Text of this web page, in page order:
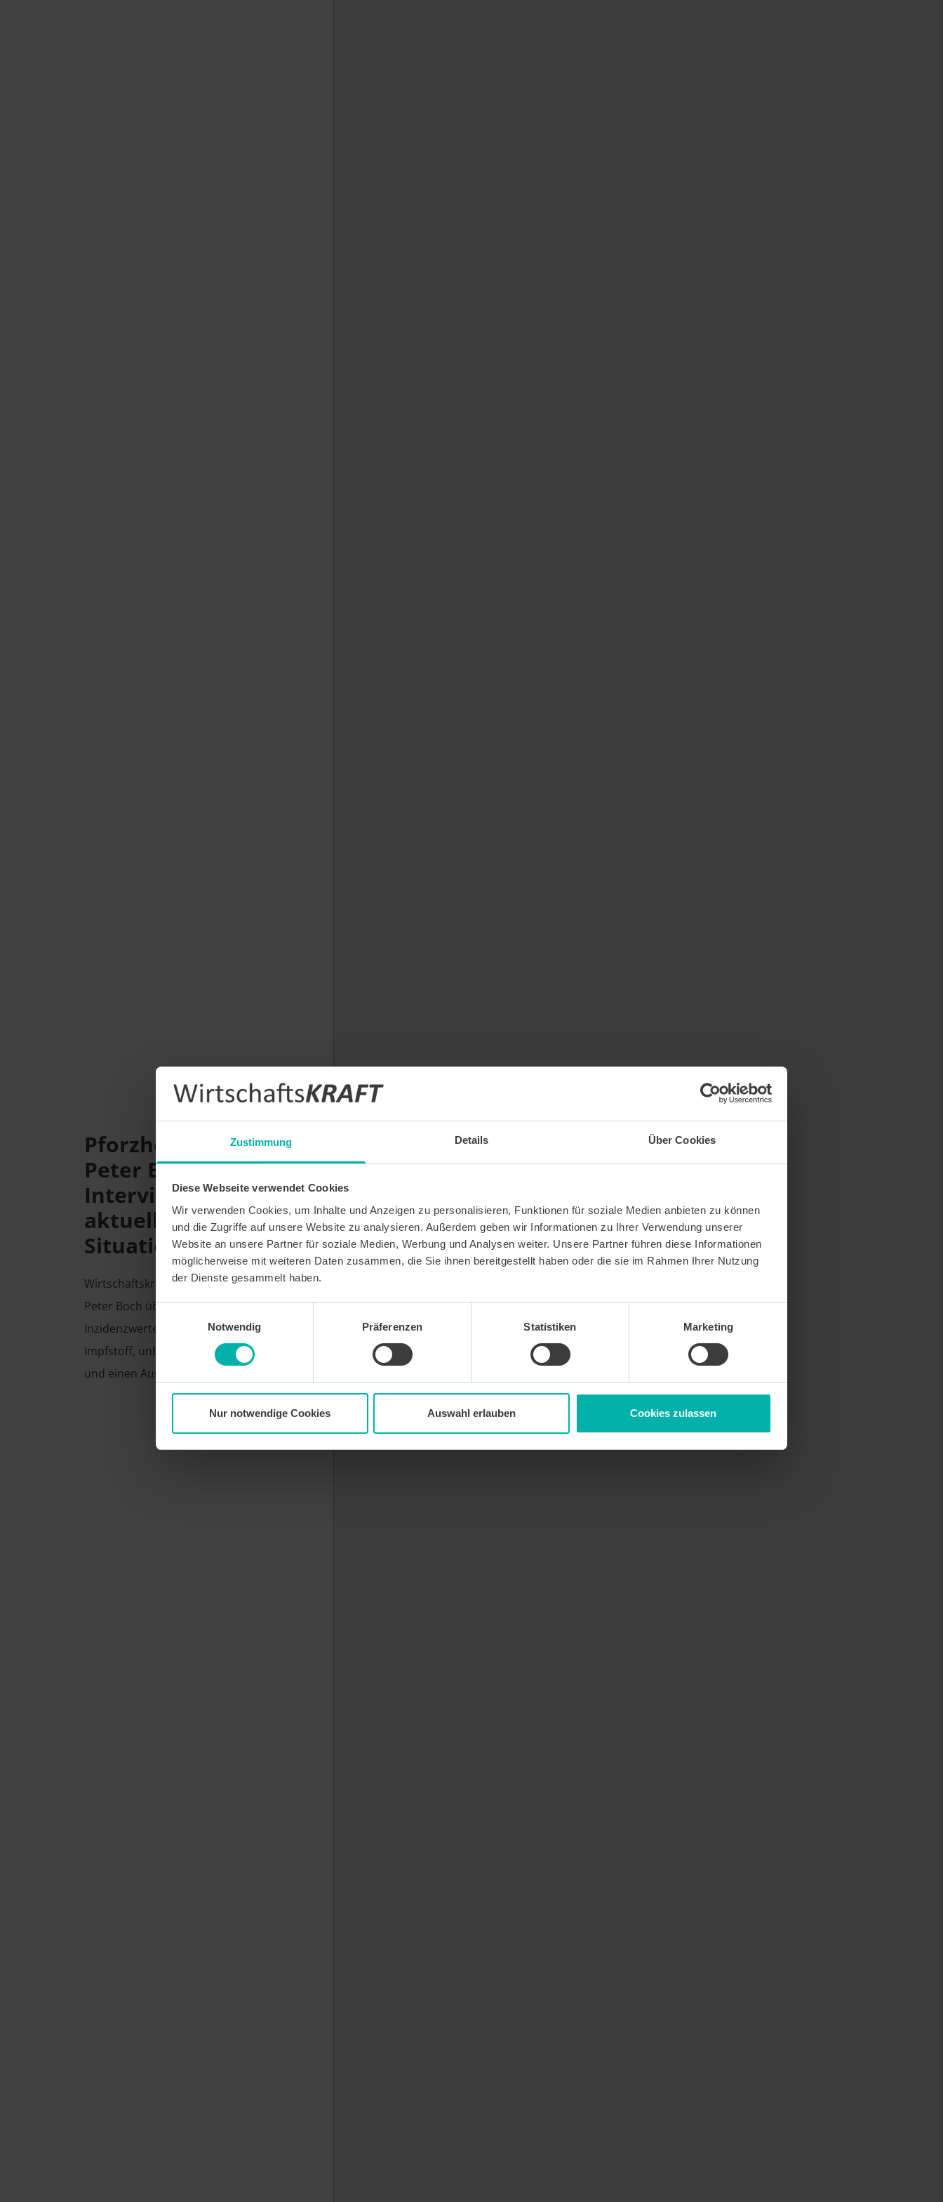
Zustimmung Details Über Cookies
Diese Webseite verwendet Cookies
Wir verwenden Cookies, um Inhalte und Anzeigen zu personalisieren, Funktionen für soziale Medien anbieten zu können
und die Zugriffe auf unsere Website zu analysieren. Außerdem geben wir Informationen zu Ihrer Verwendung unserer
Website an unsere Partner für soziale Medien, Werbung und Analysen weiter. Unsere Partner führen diese Informationen
möglicherweise mit weiteren Daten zusammen, die Sie ihnen bereitgestellt haben oder die sie im Rahmen Ihrer Nutzung
der Dienste gesammelt haben.
Einwilligungsauswahl
Notwendig
Präferenzen Statistiken Marketing
Nur notwendige Cookies Auswahl erlauben Cookies zulassen
Pforzheims OB
Peter Boch im
Interview zur
aktuellen Corona
Situation
Wirtschaftskraft sprach mit OB
Peter Boch über die neuen
Inzidenzwerte, Sorgendkind
Impfstoff, unbürokratische Hilfen
und einen Ausbilck auf 2021.